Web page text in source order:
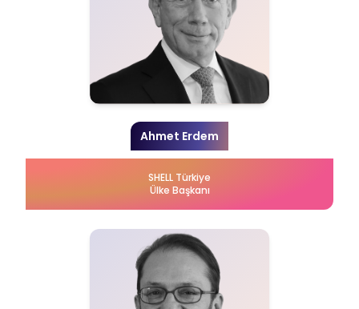
Ahmet Erdem
SHELL Türkiye
Ülke Başkanı